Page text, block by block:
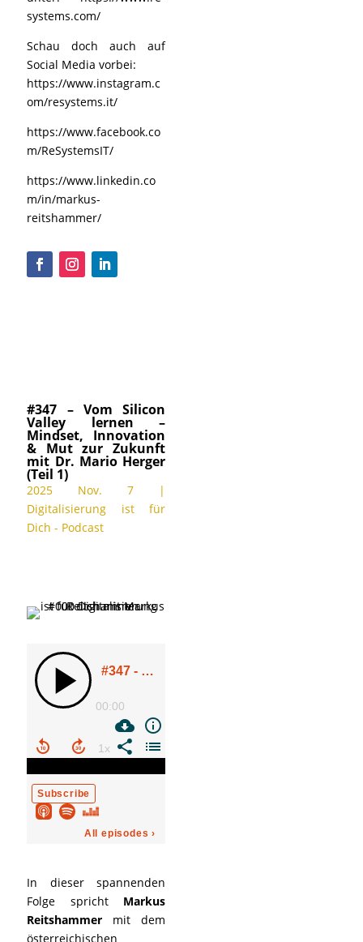
systems.com/
Schau doch auch auf
Social Media vorbei:
https://www.instagram.c
om/resystems.it/
https://www.facebook.co
m/ReSystemsIT/
https://www.linkedin.co
m/in/markus-
reitshammer/
#347 – Vom Silicon
Valley lernen –
Mindset, Innovation
& Mut zur Zukunft
mit Dr. Mario Herger
(Teil 1)
2025 Nov. 7 |
Digitalisierung ist für
Dich - Podcast
In dieser spannenden
Folge spricht Markus
Reitshammer mit dem
österreichischen